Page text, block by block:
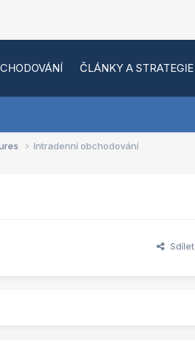
ČLÁNKY A STRATEGIE
Intradenní obchodování
Sdílet